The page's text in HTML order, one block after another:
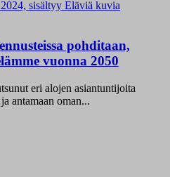
pohditaan,
vuonna 2050
eri alojen asiantuntijoita
antamaan oman...